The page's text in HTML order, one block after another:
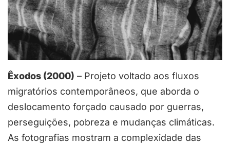
Êxodos (2000) – Projeto voltado aos fluxos
migratórios contemporâneos, que aborda o
deslocamento forçado causado por guerras,
perseguições, pobreza e mudanças climáticas.
As fotografias mostram a complexidade das